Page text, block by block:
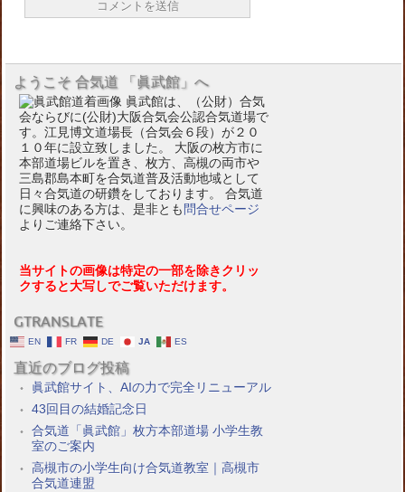
ようこそ 合気道 「眞武館」へ
眞武館は、（公財）合気
会ならびに(公財)大阪合気会公認合気道場で
す。江見博文道場長（合気会６段）が２０
１０年に設立致しました。 大阪の枚方市に
本部道場ビルを置き、枚方、高槻の両市や
三島郡島本町を合気道普及活動地域として
日々合気道の研鑽をしております。 合気道
に興味のある方は、是非とも 問合せページ
よりご連絡下さい。
当サイトの画像は特定の一部を除きクリッ
クすると大写しでご覧いただけます。
GTRANSLATE
EN FR DE JA ES
直近のブログ投稿
眞武館サイト、AIの力で完全リニューアル
43回目の結婚記念日
合気道「眞武館」枚方本部道場 小学生教
室のご案内
高槻市の小学生向け合気道教室｜高槻市
合気道連盟